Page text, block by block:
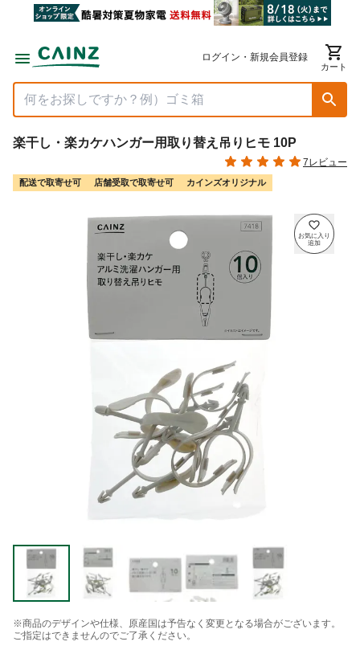
ログイン・新規会員登録
カート
楽干し・楽カケハンガー用取り替え吊りヒモ 10P
7レビュー
配送で取寄せ可 店舗受取で取寄せ可 カインズオリジナル
※商品のデザインや仕様、原産国は予告なく変更となる場合がございます。
ご指定はできませんのでご了承ください。